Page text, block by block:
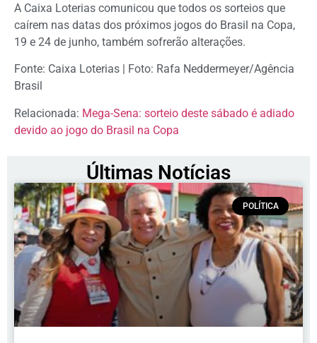
A Caixa Loterias comunicou que todos os sorteios que
caírem nas datas dos próximos jogos do Brasil na Copa,
19 e 24 de junho, também sofrerão alterações.
Fonte: Caixa Loterias | Foto: Rafa Neddermeyer/Agência
Brasil
Relacionada: Mega-Sena: sorteio deste sábado é adiado
devido ao jogo do Brasil na Copa
Últimas Notícias
POLÍTICA